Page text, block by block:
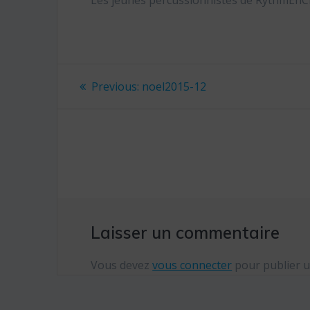
Navigation
Previous: Previous
noel2015-12
Laisser un commentaire
Vous devezvous connecter pour publier